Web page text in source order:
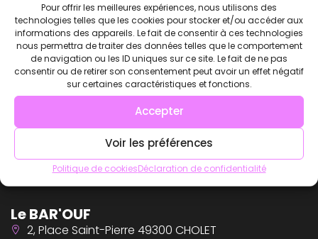
Pour offrir les meilleures expériences, nous utilisons des
technologies telles que les cookies pour stocker et/ou accéder aux
informations des appareils. Le fait de consentir à ces technologies
nous permettra de traiter des données telles que le comportement
de navigation ou les ID uniques sur ce site. Le fait de ne pas
consentir ou de retirer son consentement peut avoir un effet négatif
sur certaines caractéristiques et fonctions.
Accepter
Voir les préférences
Politique de cookiesDéclaration de confidentialité
Le BAR'OUF
2, Place Saint-Pierre 49300 CHOLET